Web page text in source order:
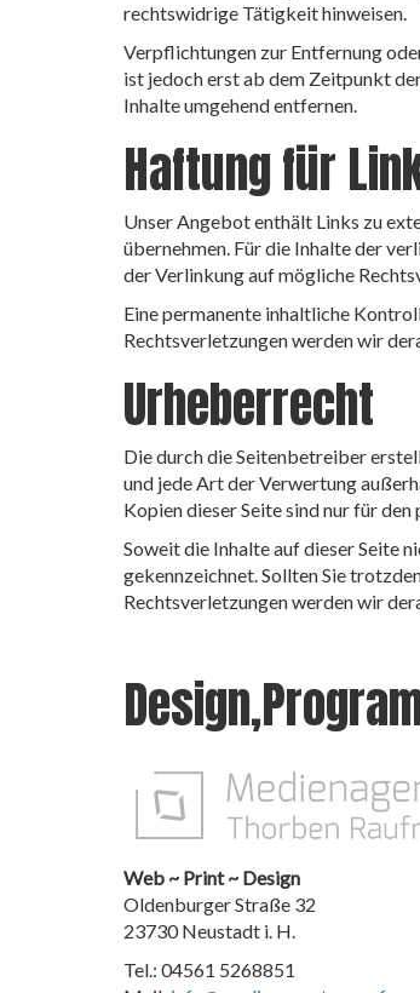
rechtswidrige Tätigkeit hinweisen.
Verpflichtungen zur Entfernung
ist jedoch erst ab dem Zeitpunkt
Inhalte umgehend entfernen.
Haftung für
Unser Angebot enthält Links zu
übernehmen. Für die Inhalte der
der Verlinkung auf mögliche
Eine permanente inhaltliche
Rechtsverletzungen werden wir
Urheberrecht
Die durch die Seitenbetreiber
und jede Art der Verwertung
Kopien dieser Seite sind nur für
Soweit die Inhalte auf dieser Seite
gekennzeichnet. Sollten Sie
Rechtsverletzungen werden wir
Web ~ Print ~ Design
Oldenburger Straße 32
23730 Neustadt i. H.
Tel.: 04561 5268851